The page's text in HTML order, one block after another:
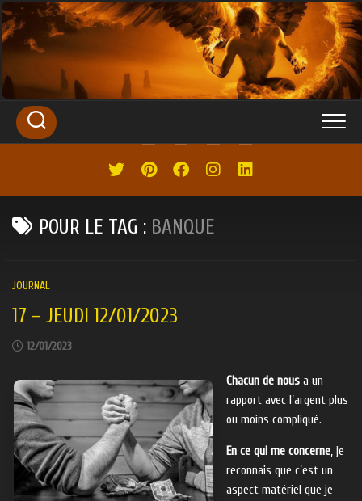
SKIP
TO
CONTENT
POUR LE TAG : BANQUE
JOURNAL
17 – JEUDI 12/01/2023
12/01/2023
Chacun de nous a un
rapport avec l’argent plus
ou moins compliqué.
En ce qui me concerne, je
reconnais que c’est un
aspect matériel que je